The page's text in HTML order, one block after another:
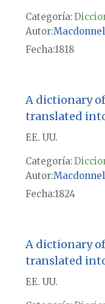
Categoría:
Autor
Fecha1818
A dictionary
translated
EE. UU.
Categoría:
Autor
Fecha1824
A dictionary
translated
EE. UU.